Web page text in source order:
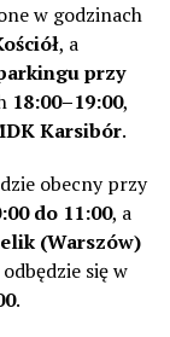
w godzinach
, a
przy
18:00–19:00,
Karsibór.
obecny przy
do 11:00, a
(Warszów)
się w
.